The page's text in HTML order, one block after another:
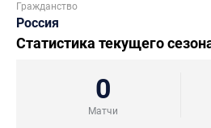
Гражданство
Россия
Статистика текущего
0
Матчи